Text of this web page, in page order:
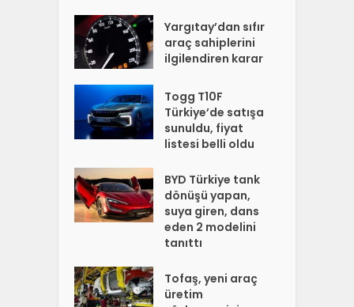
Yargıtay’dan sıfır
araç sahiplerini
ilgilendiren karar
Togg T10F
Türkiye’de satışa
sunuldu, fiyat
listesi belli oldu
BYD Türkiye tank
dönüşü yapan,
suya giren, dans
eden 2 modelini
tanıttı
Tofaş, yeni araç
üretim